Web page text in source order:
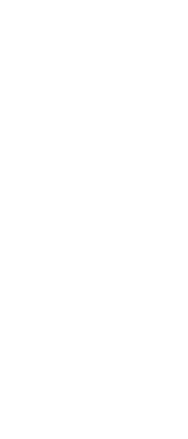
掲載、配当利回りラン